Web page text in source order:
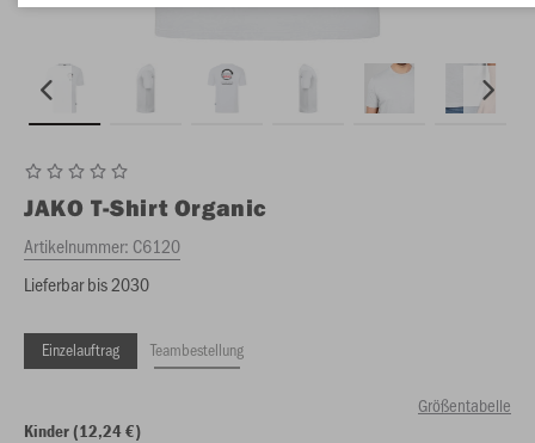
JAKO T-Shirt Organic
Artikelnummer: C6120
Lieferbar bis 2030
Einzelauftrag Teambestellung
Größentabelle
Kinder (12,24 €)